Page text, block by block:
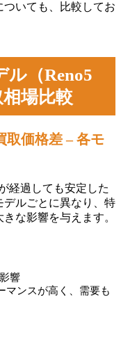
ついても、比較してお
ル（Reno5
場比較
取価格差 – 各モ
経過しても安定した
デルごとに異なり、特
な影響を与えます。
響
マンスが高く、需要も